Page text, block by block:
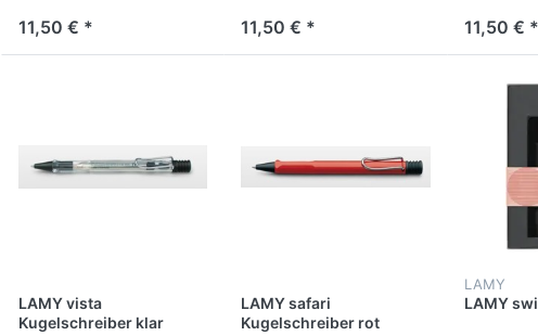
11,50 € * 11,50 € * 11,50 € *
LAMY vista
Kugelschreiber klar
LAMY safari
Kugelschreiber rot
LAMY
LAMY